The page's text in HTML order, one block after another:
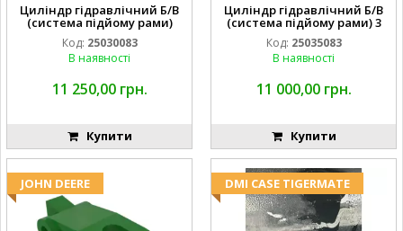
Циліндр гідравлічний Б/В
(система підйому рами)
3X8 87423768
Код: 25030083
В наявності
11 250,00 грн.
Купити
Циліндр гідравлічний Б/В
(система підйому рами) 3
1/2 84255910
Код: 25035083
В наявності
11 000,00 грн.
Купити
JOHN DEERE DMI CASE TIGERMATE